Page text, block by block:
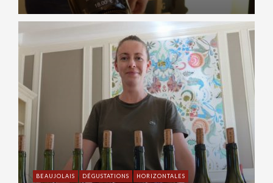
BEAUJOLAIS DÉGUSTATIONS HORIZONTALES